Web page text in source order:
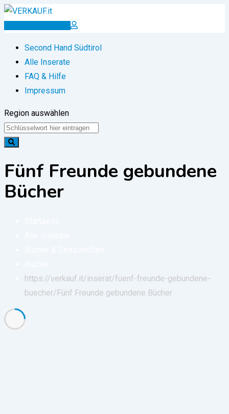
Zum
Inserat erstellen
Second Hand Südtirol
Alle Inserate
FAQ & Hilfe
Impressum
Region auswählen
Fünf Freunde gebundene
Bücher
https://verkauf.it/inserat/fuenf-freunde-gebundene-
buecher/ Fünf Freunde gebundene Bücher